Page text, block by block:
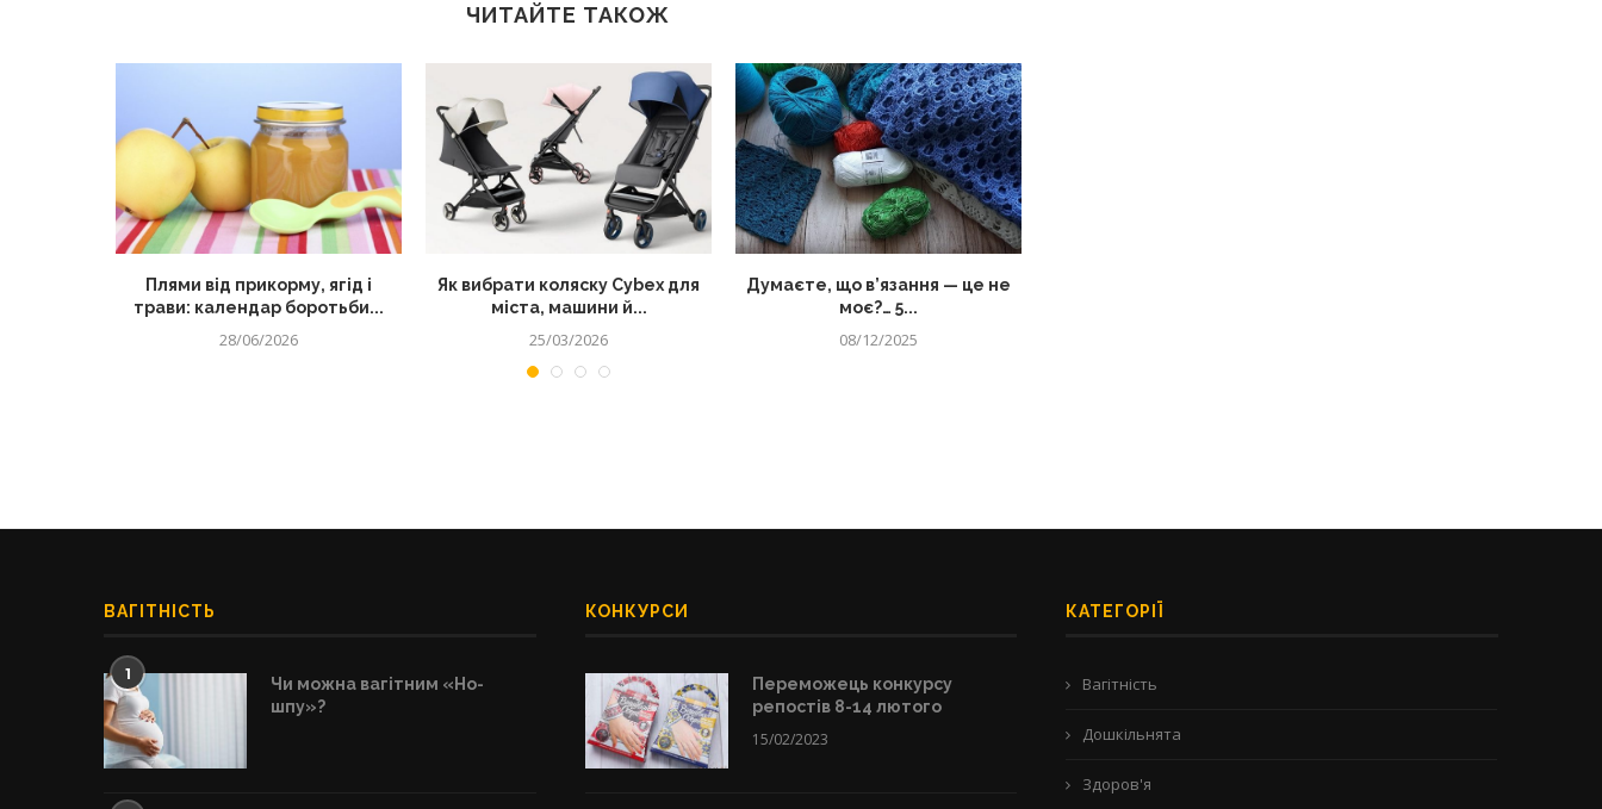
ЧИТАЙТЕ ТАКОЖ
Плями від прикорму, ягід і
трави: календар боротьби...
28/06/2026
Як вибрати коляску Cybex для
міста, машини й...
25/03/2026
Думаєте, що в’язання — це не
моє?… 5...
08/12/2025
ВАГІТНІСТЬ
1
Чи можна вагітним «Но-
шпу»?
КОНКУРСИ
Переможець конкурсу
репостів 8-14 лютого
15/02/2023
КАТЕГОРІЇ
Вагітність
Дошкільнята
Здоров'я